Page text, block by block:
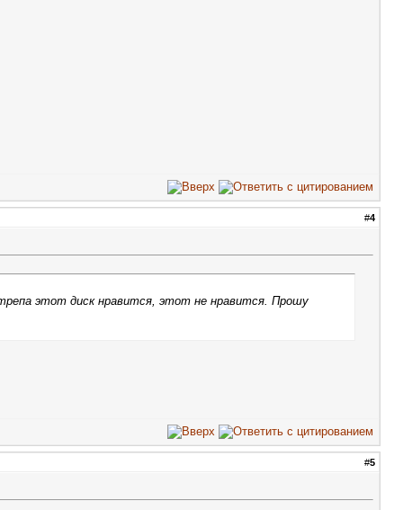
#4
этот диск нравится, этот не нравится. Прошу
#5